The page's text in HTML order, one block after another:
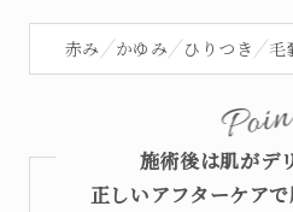
赤み かゆみ ひりつき 毛
施術後は肌がデ
正しいアフターケア